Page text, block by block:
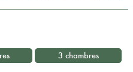
3 chambres